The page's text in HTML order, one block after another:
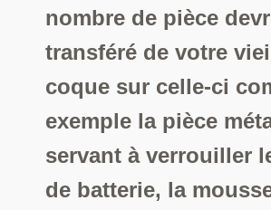
nombre de pièce
transféré de votre
coque sur celle-ci
exemple la pièce
servant à verrouiller
de batterie, la